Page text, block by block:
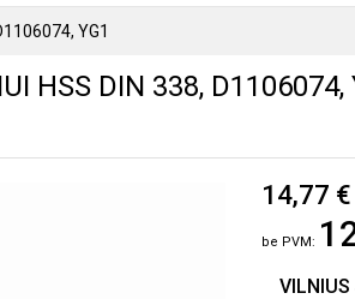
YG1
HSS DIN 338, D1106074,
14,77 €
VILNIUS